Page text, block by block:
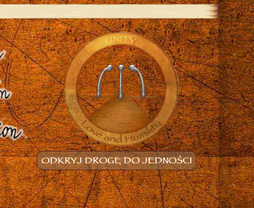
ODKRYJ DROGĘ DO JEDNOŚCI